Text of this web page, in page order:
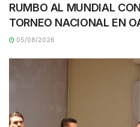
RUMBO AL MUNDIAL
TORNEO NACIONAL EN
05/08/2026